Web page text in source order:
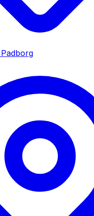
Padborg